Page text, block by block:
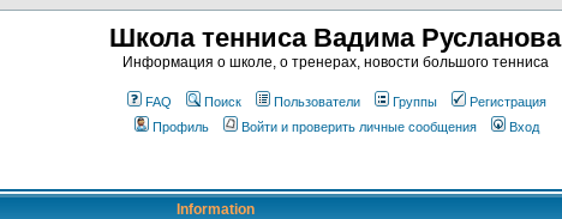
Школа тенниса Вадима Русланова
Информация о школе, о тренерах, новости большого тенниса
FAQ Поиск Пользователи Группы
Регистрация
Профиль
Войти и проверить личные сообщения Вход
Information